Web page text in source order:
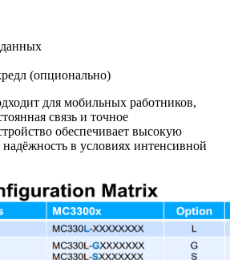
(опционально)
для мобильных работников,
связь и точное
обеспечивает высокую
в условиях интенсивной